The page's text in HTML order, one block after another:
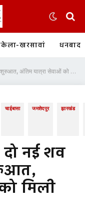
खरसावां धनबाद
यात्रा सेवाओं को मिली नई मजबूती
चाईबासा जमशेदपुर झारखंड
दो नई शव
मिली